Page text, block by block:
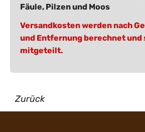
Fäule, Pilzen und Moos
Versandkosten werden nach
und Entfernung berechnet und
mitgeteilt.
Zurück